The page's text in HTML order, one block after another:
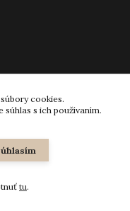
rychlo.sk
cookies.
súhlas s ich používaním.
tu.